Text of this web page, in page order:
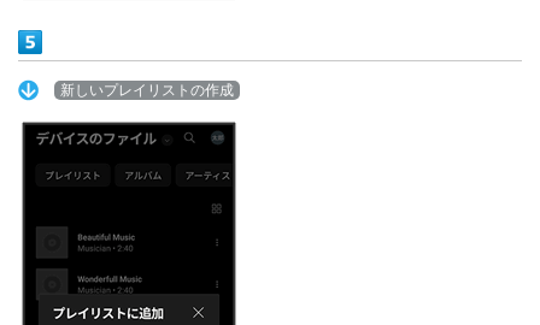
新しいプレイリストの作成